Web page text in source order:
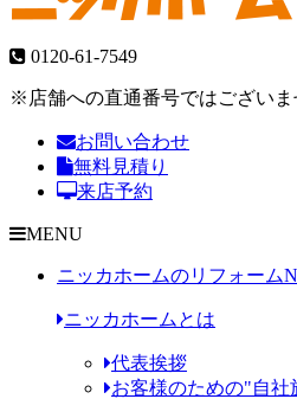
0120-61-7549
※店舗への直通番号ではございま
お問い合わせ
無料見積り
来店予約
MENU
ニッカホームのリフォーム
ニッカホームとは
代表挨拶
お客様のための"自社